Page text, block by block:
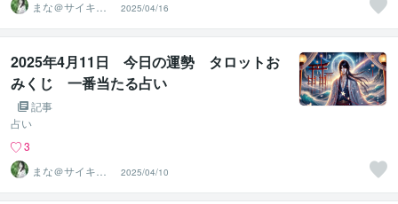
まな＠サイキッ
ク能力を覚醒さ
せる専門家
2025/04/16
2025年4月11日 今日の運勢 タロットお
みくじ 一番当たる占い
記事
占い
3
まな＠サイキッ
ク能力を覚醒さ
せる専門家
2025/04/10